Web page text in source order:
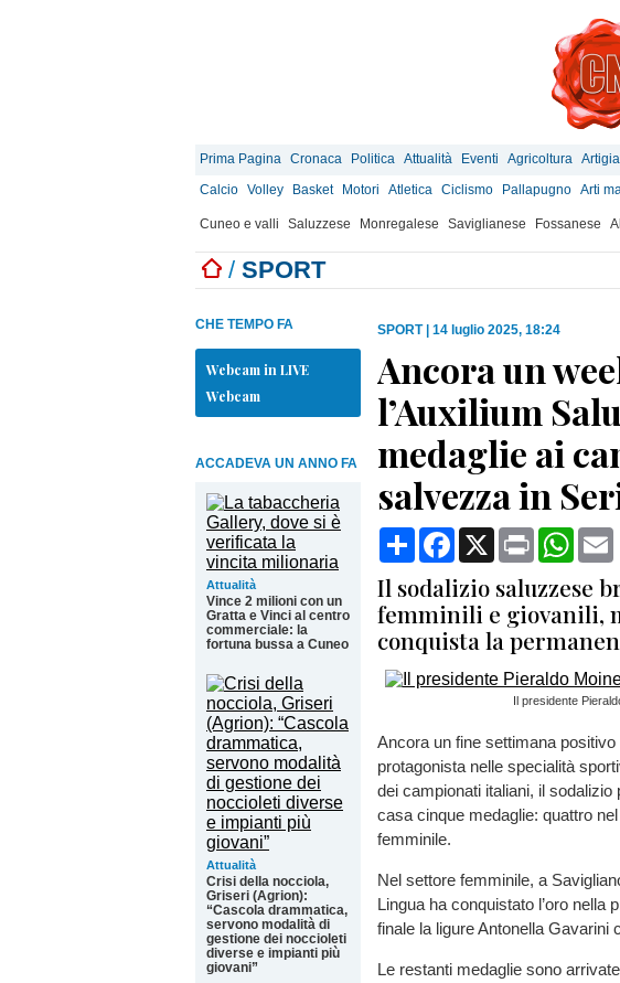
Prima Pagina Cronaca Politica Attualità Eventi Agricoltura
Calcio Volley Basket Motori Atletica Ciclismo Pallapugno Arti
Cuneo e valli Saluzzese Monregalese Saviglianese Fossanese
/ SPORT
CHE TEMPO FA
Webcam in LIVE
Webcam
ACCADEVA UN ANNO FA
Attualità
Vince 2 milioni con un
Gratta e Vinci al centro
commerciale: la
fortuna bussa a Cuneo
Attualità
Crisi della nocciola,
Griseri (Agrion):
“Cascola drammatica,
servono modalità di
gestione dei noccioleti
diverse e impianti più
giovani”
SPORT| 14 luglio 2025, 18:24
Ancora un
l’Auxilium
medaglie ai
salvezza in
CondividiFacebook
X Print
Il sodalizio saluzzese
femminili e giovanili,
conquista la
Il presidente
Ancora un fine settimana
protagonista nelle specialità
dei campionati italiani, il
casa cinque medaglie: quattro
femminile.
Nel settore femminile, a
Lingua ha conquistato l’oro nella
finale la ligure Antonella Gavarini
Le restanti medaglie sono